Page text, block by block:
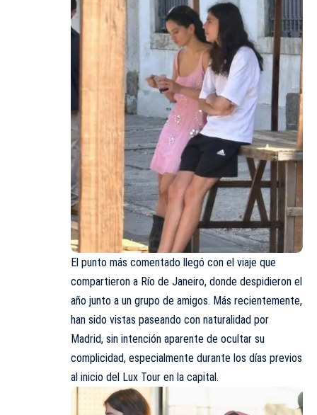
El punto más comentado llegó con el viaje que
compartieron a Río de Janeiro, donde despidieron el
año junto a un grupo de amigos. Más recientemente,
han sido vistas paseando con naturalidad por
Madrid, sin intención aparente de ocultar su
complicidad, especialmente durante los días previos
al inicio del Lux Tour en la capital.